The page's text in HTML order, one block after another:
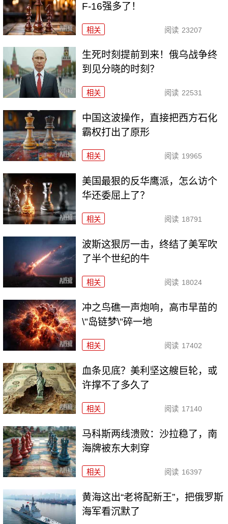
F-16强多了！
相关 阅读 23207
生死时刻提前到来！俄乌战争终
到见分晓的时刻？
相关 阅读 22531
中国这波操作，直接把西方石化
霸权打出了原形
相关 阅读 19965
美国最狠的反华鹰派，怎么访个
华还委屈上了？
相关 阅读 18791
波斯这狠厉一击，终结了美军吹
了半个世纪的牛
相关 阅读 18024
冲之鸟礁一声炮响，高市早苗的
\"岛链梦\"碎一地
相关 阅读 17402
血条见底？美利坚这艘巨轮，或
许撑不了多久了
相关 阅读 17140
马科斯两线溃败：沙拉稳了，南
海牌被东大刺穿
相关 阅读 16397
黄海这出“老将配新王”，把俄罗斯
海军看沉默了